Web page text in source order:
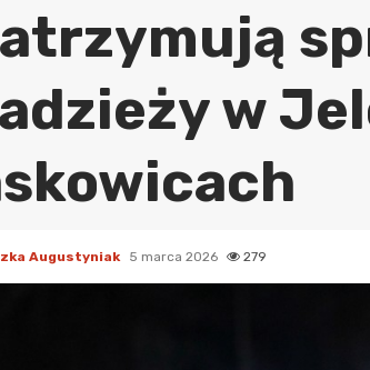
w
Augustyniak 5 marca 2026 279